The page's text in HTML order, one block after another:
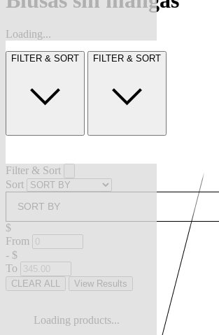
Loading...
FILTER & SORT FILTER & SORT
Filter & Sort
Sort
SORT BY
$
From
- $
To
CLEAR ALL View Results
Loading products...